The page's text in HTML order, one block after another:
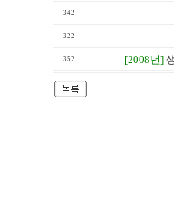
342
322
352 [2008년]